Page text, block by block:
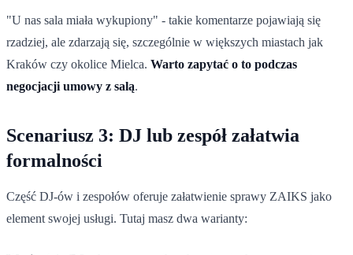
"U nas sala miała wykupiony" - takie komentarze pojawiają się
rzadziej, ale zdarzają się, szczególnie w większych miastach jak
Kraków czy okolice Mielca. Warto zapytać o to podczas
negocjacji umowy z salą.
Scenariusz 3: DJ lub zespół załatwia
formalności
Część DJ-ów i zespołów oferuje załatwienie sprawy ZAIKS jako
element swojej usługi. Tutaj masz dwa warianty: